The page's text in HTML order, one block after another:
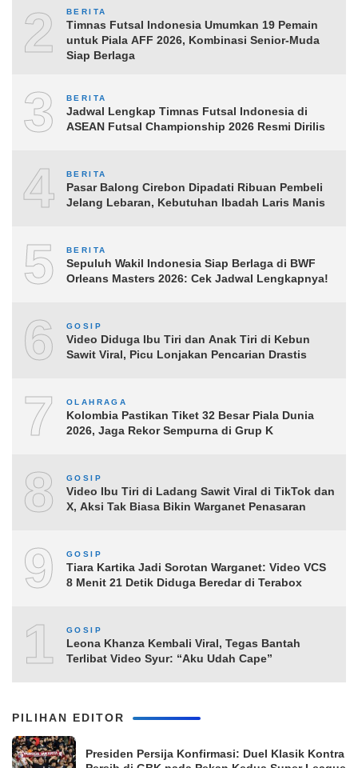
2 BERITA
Timnas Futsal Indonesia Umumkan 19 Pemain
untuk Piala AFF 2026, Kombinasi Senior-Muda
Siap Berlaga
3 BERITA
Jadwal Lengkap Timnas Futsal Indonesia di
ASEAN Futsal Championship 2026 Resmi Dirilis
4 BERITA
Pasar Balong Cirebon Dipadati Ribuan Pembeli
Jelang Lebaran, Kebutuhan Ibadah Laris Manis
5 BERITA
Sepuluh Wakil Indonesia Siap Berlaga di BWF
Orleans Masters 2026: Cek Jadwal Lengkapnya!
6 GOSIP
Video Diduga Ibu Tiri dan Anak Tiri di Kebun
Sawit Viral, Picu Lonjakan Pencarian Drastis
7 OLAHRAGA
Kolombia Pastikan Tiket 32 Besar Piala Dunia
2026, Jaga Rekor Sempurna di Grup K
8 GOSIP
Video Ibu Tiri di Ladang Sawit Viral di TikTok dan
X, Aksi Tak Biasa Bikin Warganet Penasaran
9 GOSIP
Tiara Kartika Jadi Sorotan Warganet: Video VCS
8 Menit 21 Detik Diduga Beredar di Terabox
10
GOSIP
Leona Khanza Kembali Viral, Tegas Bantah
Terlibat Video Syur: “Aku Udah Cape”
PILIHAN EDITOR
Presiden Persija Konfirmasi: Duel Klasik Kontra